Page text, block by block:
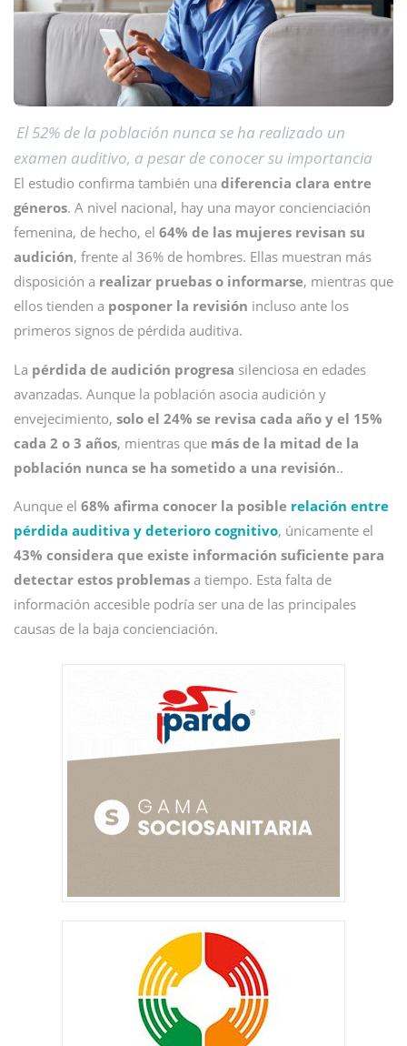
El 52% de la población nunca se ha realizado un
examen auditivo, a pesar de conocer su importancia
El estudio confirma también una diferencia clara entre
géneros. A nivel nacional, hay una mayor concienciación
femenina, de hecho, el 64% de las mujeres revisan su
audición, frente al 36% de hombres. Ellas muestran más
disposición a realizar pruebas o informarse, mientras que
ellos tienden a posponer la revisión incluso ante los
primeros signos de pérdida auditiva.
La pérdida de audición progresa silenciosa en edades
avanzadas. Aunque la población asocia audición y
envejecimiento, solo el 24% se revisa cada año y el 15%
cada 2 o 3 años, mientras que más de la mitad de la
población nunca se ha sometido a una revisión..
Aunque el 68% afirma conocer la posible relación entre
pérdida auditiva y deterioro cognitivo, únicamente el
43% considera que existe información suficiente para
detectar estos problemas a tiempo. Esta falta de
información accesible podría ser una de las principales
causas de la baja concienciación.